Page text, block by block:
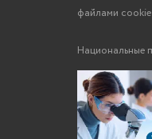
файлами cookie
Национальные